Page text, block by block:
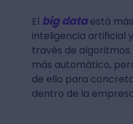
El big dataestá
inteligencia artificial
través de
más automático,
de ello para
dentro de la